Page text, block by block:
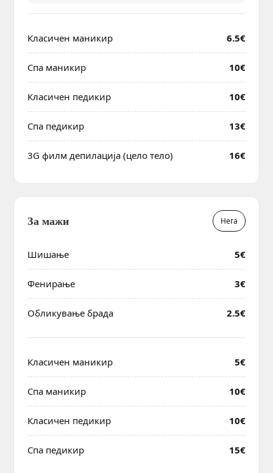
Класичен маникир 6.5€
Спа маникир 10€
Класичен педикир 10€
Спа педикир 13€
3G филм депилација (целo тело) 16€
За мажи Нега
Шишање 5€
Фенирање 3€
Обликување брада 2.5€
Класичен маникир 5€
Спа маникир 10€
Класичен педикир 10€
Спа педикир 15€